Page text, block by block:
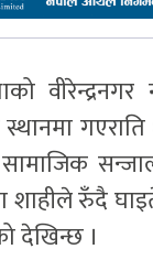
वीरेन्द्रनगर
शाहीले रुँदै
देखिन्छ ।